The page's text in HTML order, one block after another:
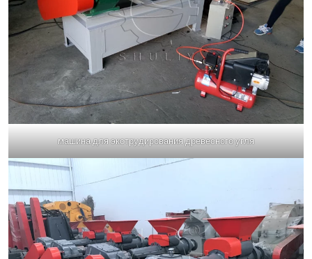
машина для экструдирования древесного угля